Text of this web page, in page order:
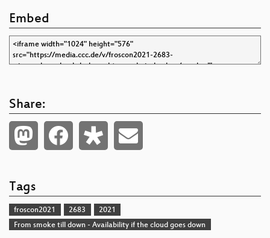
Embed
Share:
Tags
froscon2021 2683
2021
From smoke till down - Availability if the cloud goes down